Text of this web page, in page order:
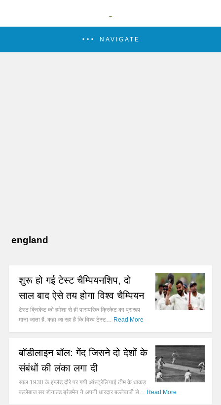
NAVIGATE
england
शुरू हो गई टेस्ट चैम्पियनशिप, दो
साल बाद ऐसे तय होगा विश्व चैम्पियन
टेस्ट क्रिकेट को हमेशा से ही पारम्परिक क्रिकेट का प्रारूप
माना जाता है. कहा जा रहा है कि विश्व टेस्ट… Read More
बॉडीलाइन बॉल: गेंद जिसने दो देशों के
संबंधों की लंका लगा दी
साल 1930 के इंग्लैंड दौरे पर गयी ऑस्ट्रेलियाई टीम के धाकड़
बल्लेबाज सर डोनाल्ड ब्रैडमैन ने अपनी धारदार बल्लेबाजी से… Read More